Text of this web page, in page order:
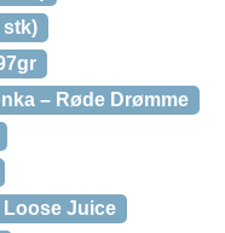
stk)
– Røde Drømme
Loose Juice